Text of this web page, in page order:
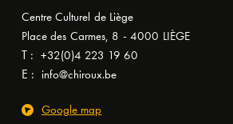
Centre Culturel de Liège
Place des Carmes, 8 - 4000 LIÈGE
T : +32(0)4 223 19 60
E : info@chiroux.be
Google map